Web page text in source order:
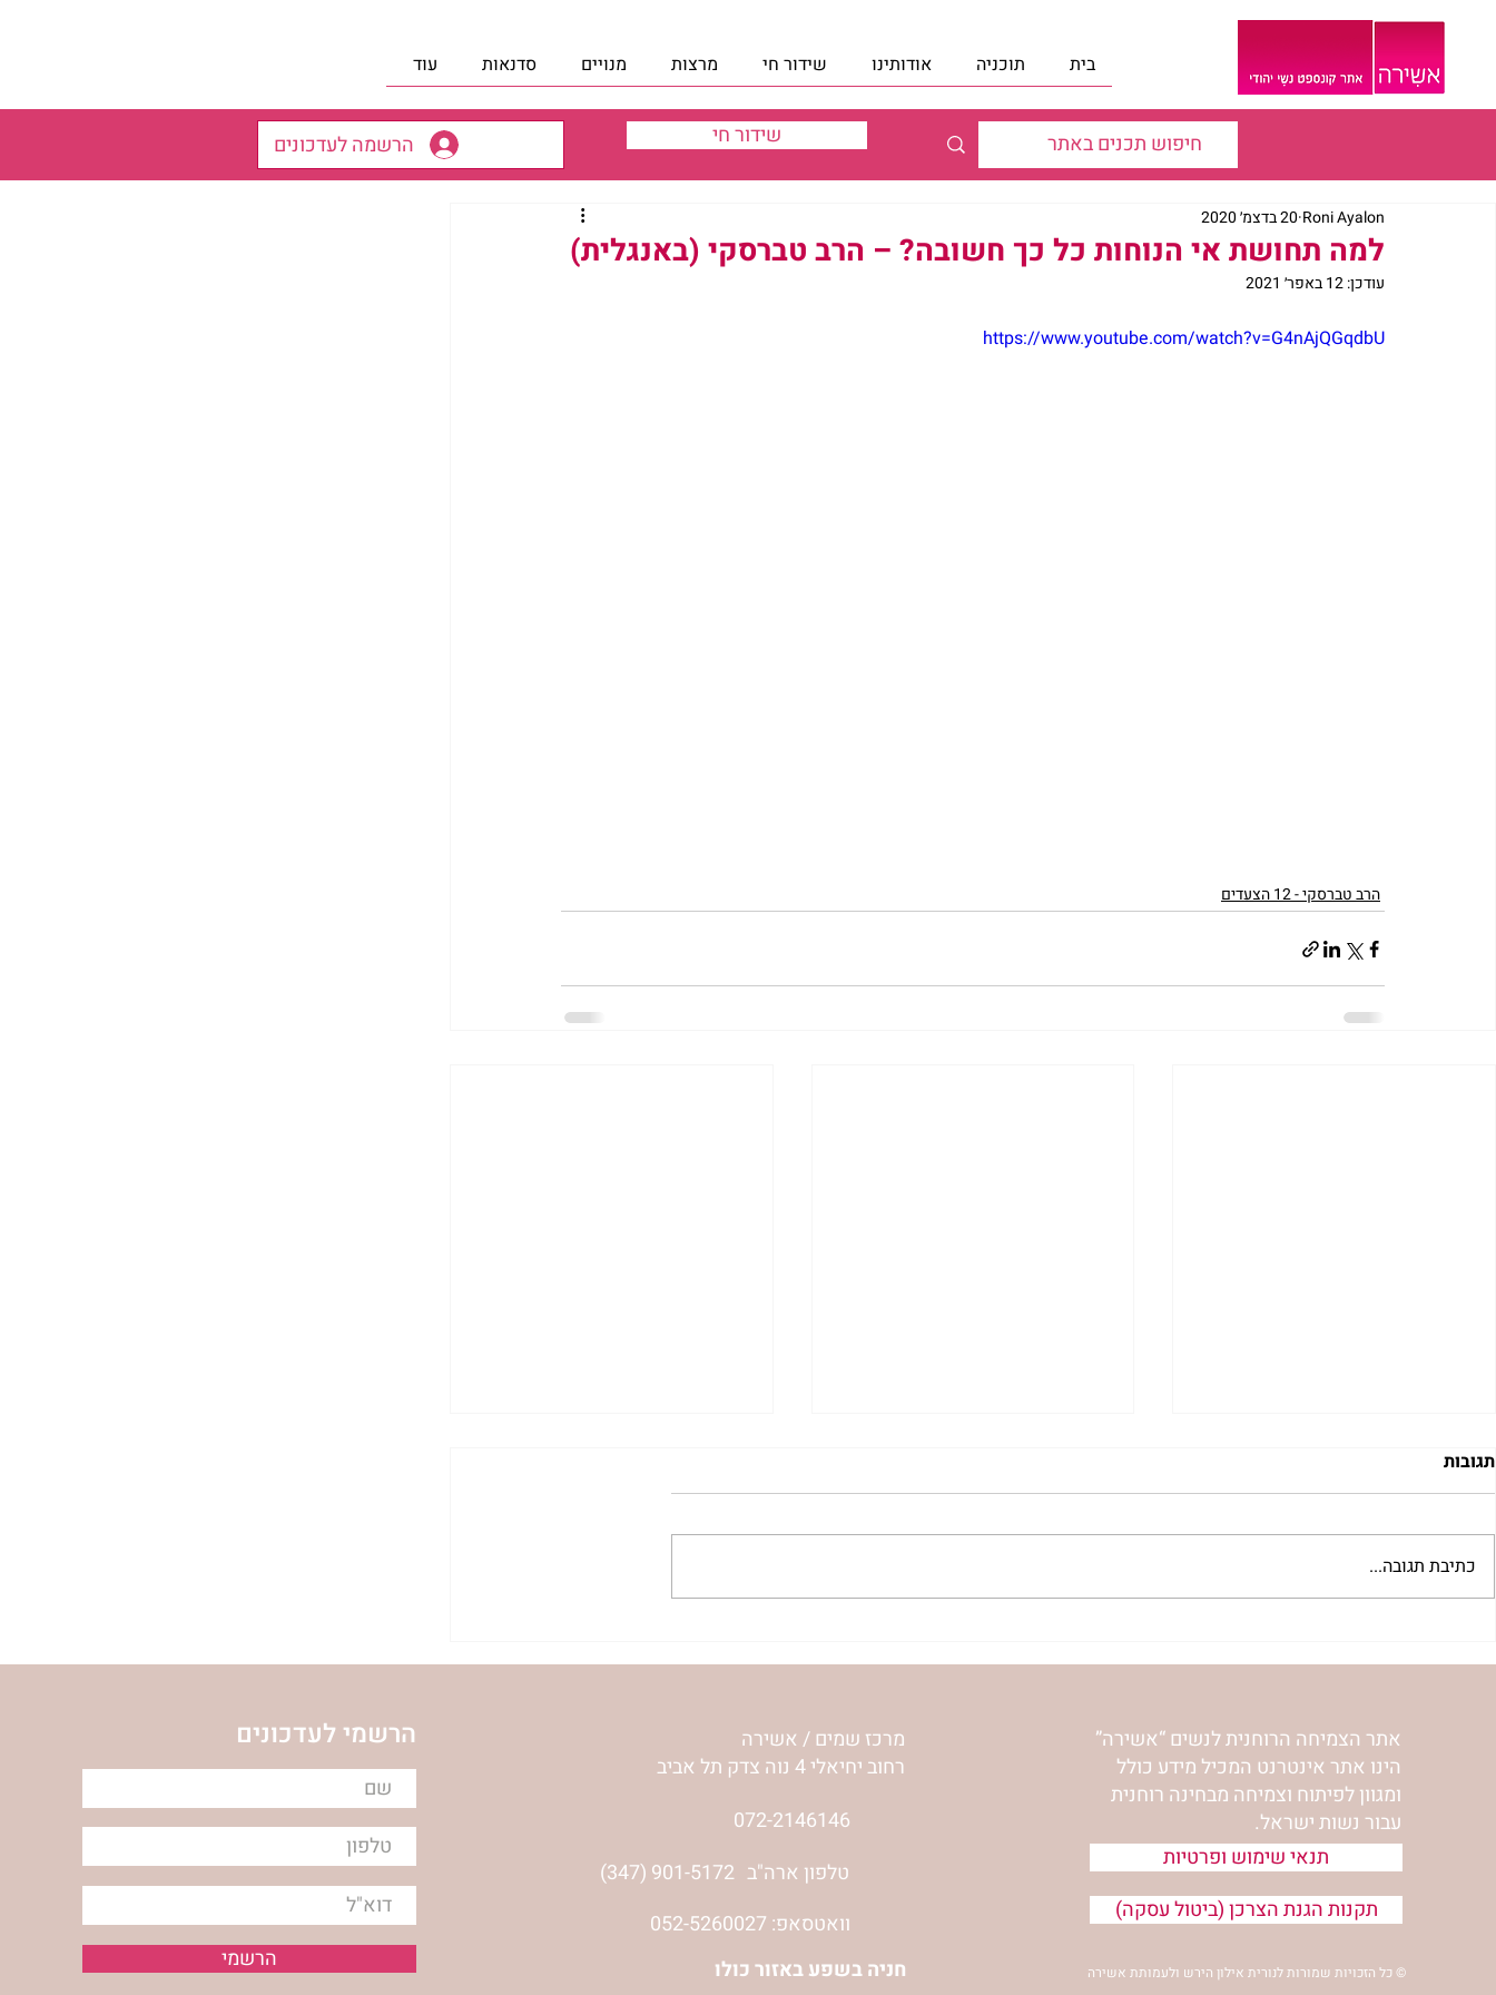
בית תוכניה אודותינו שידור חי מרצות מנויים סדנאות עוד
הרשמה לעדכונים שידור חי
למה תחושת אי הנוחות כל כך חשובה? – הרב טברסקי (באנגלית)
Roni Ayalon 20 בדצמ׳ 2020
עודכן:12 באפר׳ 2021
https://www.youtube.com/watch?v=G4nAjQGqdbU
הרב טברסקי - 12 הצעדים
טברסקי על תכנית 12 הצעדים
הצעדים- הרב טברסקי
טברסקי (באנגלית עם תרגום
תגובות
כתיבת תגובה...
הרשמי לעדכונים
הרשמי
מרכז שמים / אשירה
רחוב יחיאלי 4 נוה צדק תל אביב
072-2146146
(347) 901-5172 טלפון ארה"ב
וואטסאפ: 052-5260027
חניה בשפע באזור כולו
אתר הצמיחה הרוחנית לנשים “אשירה”
הינו אתר אינטרנט המכיל מידע כולל
ומגוון לפיתוח וצמיחה מבחינה רוחנית
עבור נשות ישראל.
תנאי שימוש ופרטיות
תקנות הגנת הצרכן (ביטול עסקה)
© כל הזכויות שמורות לנורית אילון הירש ולעמותת אשירה